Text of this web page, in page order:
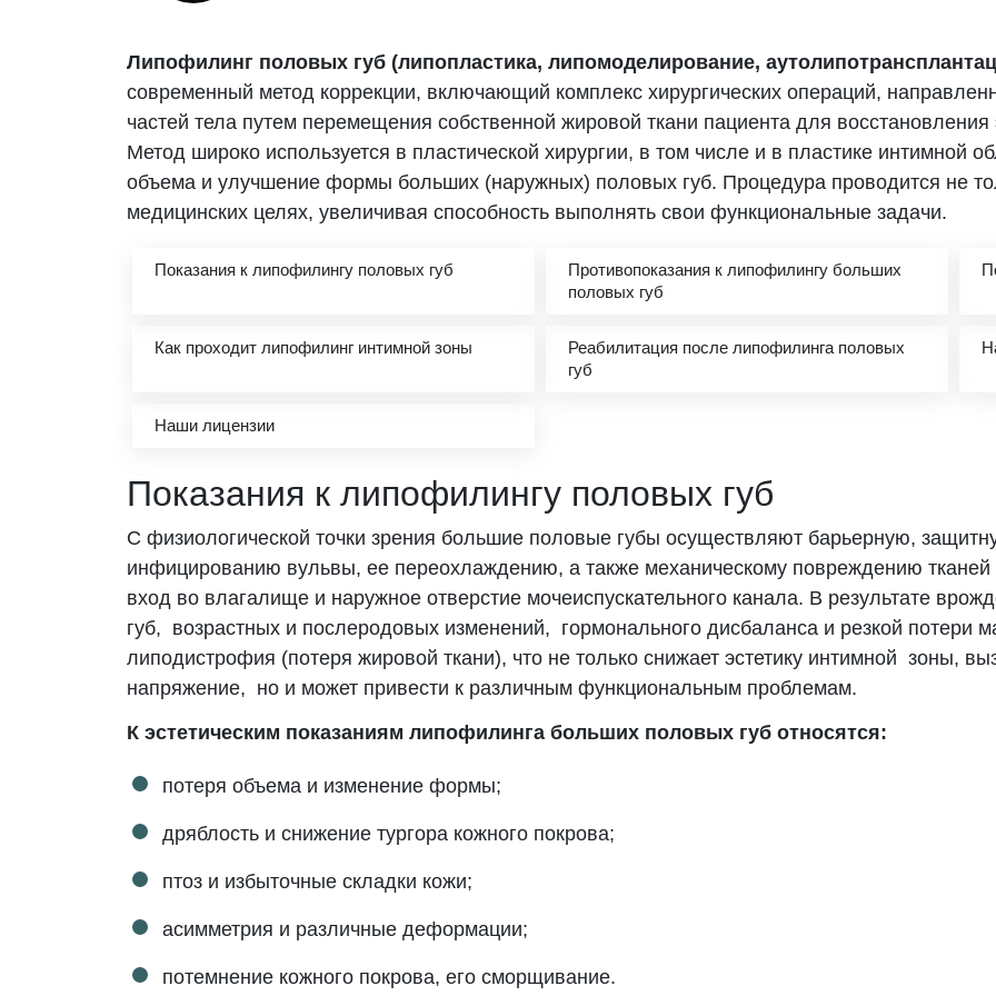
Липофилинг половых губ (липопластика, липомоделирование,
современный метод коррекции, включающий комплекс хирургических операций,
частей тела путем перемещения собственной жировой ткани пациента для
Метод широко используется в пластической хирургии, в том числе и в пластике интимной
объема и улучшение формы больших (наружных) половых губ. Процедура проводится не
медицинских целях, увеличивая способность выполнять свои функциональные задачи.
Показания к липофилингу половых губ
Противопоказания к липофилингу больших
половых губ
Как проходит липофилинг интимной зоны
Реабилитация после липофилинга половых
губ
Наши лицензии
Показания к липофилингу половых губ
С физиологической точки зрения большие половые губы осуществляют барьерную,
инфицированию вульвы, ее переохлаждению, а также механическому повреждению
вход во влагалище и наружное отверстие мочеиспускательного канала. В результате
губ, возрастных и послеродовых изменений, гормонального дисбаланса и резкой потери
липодистрофия (потеря жировой ткани), что не только снижает эстетику интимной зоны,
напряжение, но и может привести к различным функциональным проблемам.
К эстетическим показаниям липофилинга больших половых губ относятся:
потеря объема и изменение формы;
дряблость и снижение тургора кожного покрова;
птоз и избыточные складки кожи;
асимметрия и различные деформации;
потемнение кожного покрова, его сморщивание.